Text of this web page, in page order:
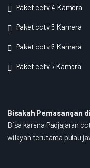
Paket cctv 4 Kamera
Paket cctv 5 Kamera
Paket cctv 6 Kamera
Paket cctv 7 Kamera
Bisakah Pemasangan
Bisa karena Padjajaran
wilayah terutama pulau